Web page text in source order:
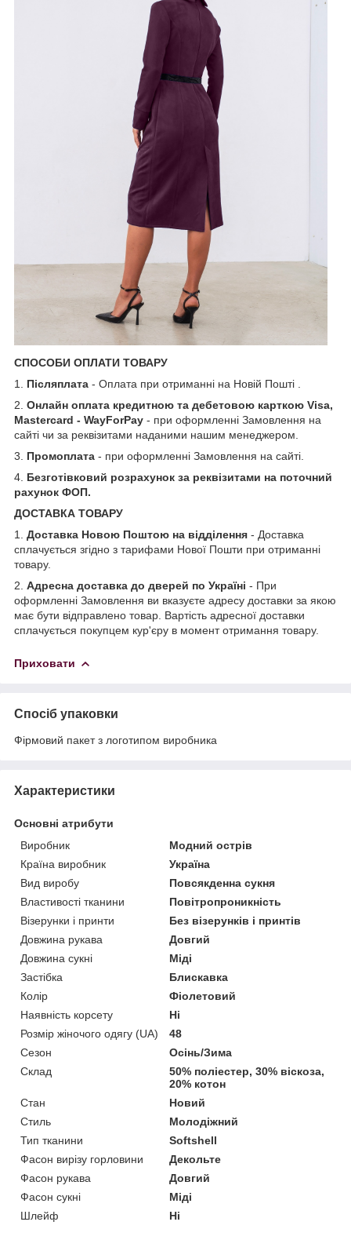
СПОСОБИ ОПЛАТИ ТОВАРУ
1. Післяплата - Оплата при отриманні на Новій Пошті .
2. Онлайн оплата кредитною та дебетовою карткою Visa,
Mastercard - WayForPay - при оформленні Замовлення на
сайті чи за реквізитами наданими нашим менеджером.
3. Промоплата - при оформленні Замовлення на сайті.
4. Безготівковий розрахунок за реквізитами на поточний
рахунок ФОП.
ДОСТАВКА ТОВАРУ
1.
Доставка Новою Поштою на відділення - Доставка
сплачується згідно з тарифами Нової Пошти при отриманні
товару.
2. Адресна доставка до дверей по Україні - При
оформленні Замовлення ви вказуєте адресу доставки за якою
має бути відправлено товар. Вартість адресної доставки
сплачується покупцем кур'єру в момент отримання товару.
Приховати
Спосіб упаковки
Фірмовий пакет з логотипом виробника
Характеристики
Основні атрибути
Виробник
Модний острів
Країна виробник
Україна
Вид виробу
Повсякденна сукня
Властивості тканини
Повітропроникність
Візерунки і принти
Без візерунків і принтів
Довжина рукава
Довгий
Довжина сукні
Міді
Застібка
Блискавка
Колір
Фіолетовий
Наявність корсету
Ні
Розмір жіночого одягу (UA)
48
Сезон
Осінь/Зима
Склад
50% поліестер, 30% віскоза,
20% котон
Стан
Новий
Стиль
Молодіжний
Тип тканини
Softshell
Фасон вирізу горловини
Декольте
Фасон рукава
Довгий
Фасон сукні
Міді
Шлейф
Ні